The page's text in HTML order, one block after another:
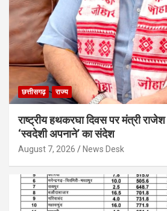
छत्तीसगढ़ राज्य
राष्ट्रीय हथकरघा दिवस पर मंत्री
‘स्वदेशी अपनाने’ का संदेश
August 7, 2026 News Desk